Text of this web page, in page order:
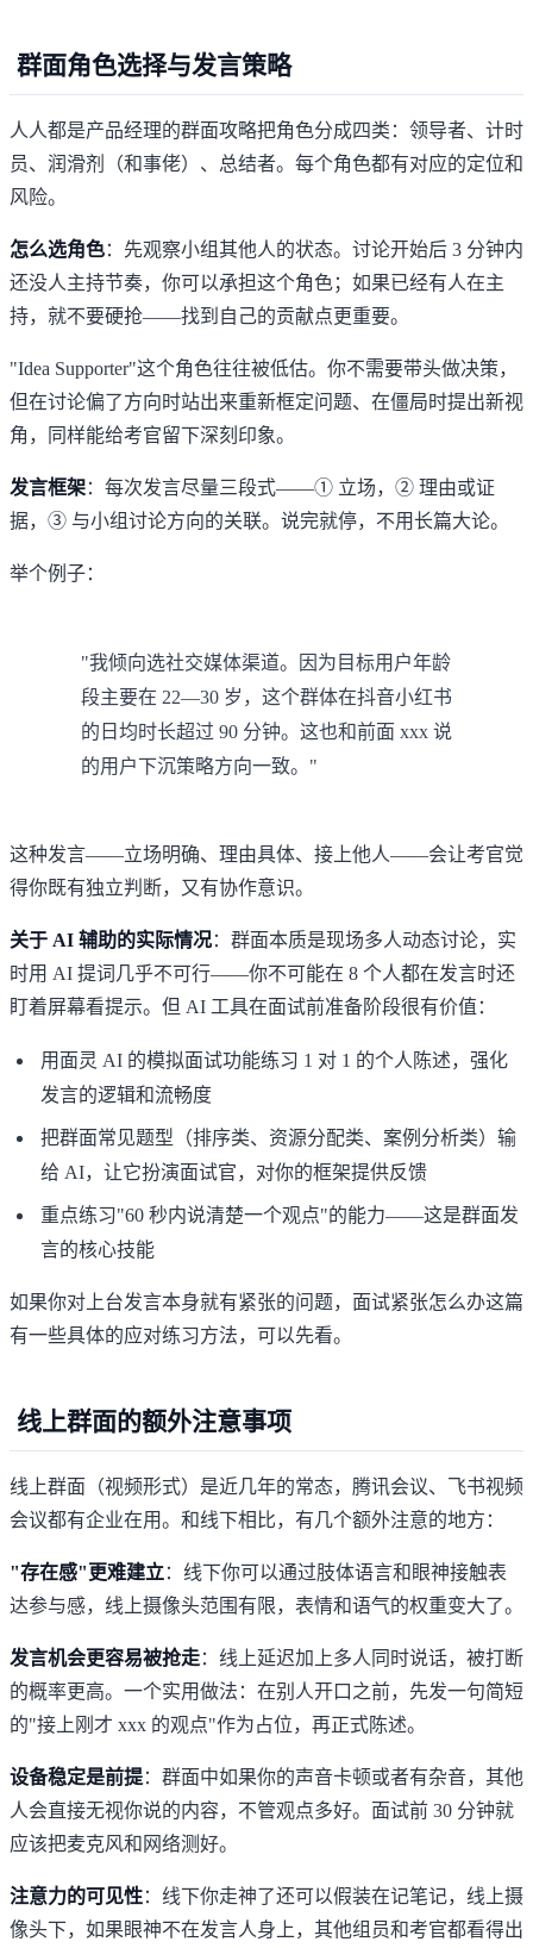
群面角色选择与发言策略
人人都是产品经理的群面攻略把角色分成四类：领导者、计时
员、润滑剂（和事佬）、总结者。每个角色都有对应的定位和
风险。
怎么选角色：先观察小组其他人的状态。讨论开始后 3 分钟内
还没人主持节奏，你可以承担这个角色；如果已经有人在主
持，就不要硬抢——找到自己的贡献点更重要。
"Idea Supporter"这个角色往往被低估。你不需要带头做决策，
但在讨论偏了方向时站出来重新框定问题、在僵局时提出新视
角，同样能给考官留下深刻印象。
发言框架：每次发言尽量三段式——① 立场，② 理由或证
据，③ 与小组讨论方向的关联。说完就停，不用长篇大论。
举个例子：
"我倾向选社交媒体渠道。因为目标用户年龄
段主要在 22—30 岁，这个群体在抖音小红书
的日均时长超过 90 分钟。这也和前面 xxx 说
的用户下沉策略方向一致。"
这种发言——立场明确、理由具体、接上他人——会让考官觉
得你既有独立判断，又有协作意识。
关于 AI 辅助的实际情况：群面本质是现场多人动态讨论，实
时用 AI 提词几乎不可行——你不可能在 8 个人都在发言时还
盯着屏幕看提示。但 AI 工具在面试前准备阶段很有价值：
用 面灵 AI 的模拟面试功能练习 1 对 1 的个人陈述，强化
发言的逻辑和流畅度
把群面常见题型（排序类、资源分配类、案例分析类）输
给 AI，让它扮演面试官，对你的框架提供反馈
重点练习"60 秒内说清楚一个观点"的能力——这是群面发
言的核心技能
如果你对上台发言本身就有紧张的问题， 面试紧张怎么办这篇
有一些具体的应对练习方法，可以先看。
线上群面的额外注意事项
线上群面（视频形式）是近几年的常态，腾讯会议、飞书视频
会议都有企业在用。和线下相比，有几个额外注意的地方：
"存在感"更难建立：线下你可以通过肢体语言和眼神接触表
达参与感，线上摄像头范围有限，表情和语气的权重变大了。
发言机会更容易被抢走：线上延迟加上多人同时说话，被打断
的概率更高。一个实用做法：在别人开口之前，先发一句简短
的"接上刚才 xxx 的观点"作为占位，再正式陈述。
设备稳定是前提：群面中如果你的声音卡顿或者有杂音，其他
人会直接无视你说的内容，不管观点多好。面试前 30 分钟就
应该把麦克风和网络测好。
注意力的可见性：线下你走神了还可以假装在记笔记，线上摄
像头下，如果眼神不在发言人身上，其他组员和考官都看得出